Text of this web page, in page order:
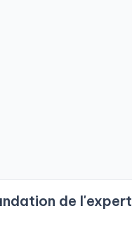
de l'expert